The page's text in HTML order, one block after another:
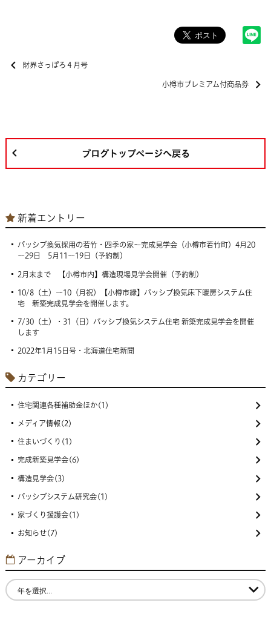
財界さっぽろ４月号
小樽市プレミアム付商品券
ブログトップページへ戻る
新着エントリー
パッシブ換気採用の若竹・四季の家～完成見学会（小樽市若竹町）4月20
～29日 5月11～19日（予約制）
2月末まで 【小樽市内】構造現場見学会開催（予約制）
10/8（土）〜10（月祝）【小樽市緑】パッシブ換気床下暖房システム住
宅 新築完成見学会を開催します。
7/30（土）・31（日）パッシブ換気システム住宅 新築完成見学会を開催
します
2022年1月15日号・北海道住宅新聞
カテゴリー
住宅関連各種補助金ほか(1)
メディア情報(2)
住まいづくり(1)
完成新築見学会(6)
構造見学会(3)
パッシブシステム研究会(1)
家づくり援護会(1)
お知らせ(7)
アーカイブ